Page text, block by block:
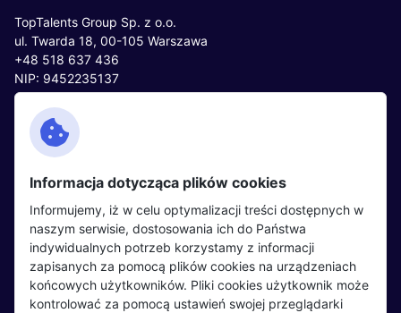
TopTalents Group Sp. z o.o.
ul. Twarda 18, 00-105 Warszawa
+48 518 637 436
NIP: 9452235137
Kontakt
Facebook
Twitter
LinkedIn
Partnerzy
Wydarzenia
Kandydaci
Regulamin kandydata
Pracodawcy
Regulamin pracodawcy
Informacja dotycząca plików cookies
Informujemy, iż w celu optymalizacji treści dostępnych w
naszym serwisie, dostosowania ich do Państwa
indywidualnych potrzeb korzystamy z informacji
zapisanych za pomocą plików cookies na urządzeniach
końcowych użytkowników. Pliki cookies użytkownik może
kontrolować za pomocą ustawień swojej przeglądarki